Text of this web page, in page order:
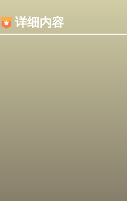
详细内容